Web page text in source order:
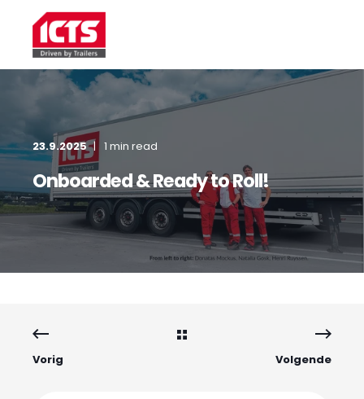
23.9.2025 1 min read
Onboarded & Ready to Roll!
Vorig Volgende